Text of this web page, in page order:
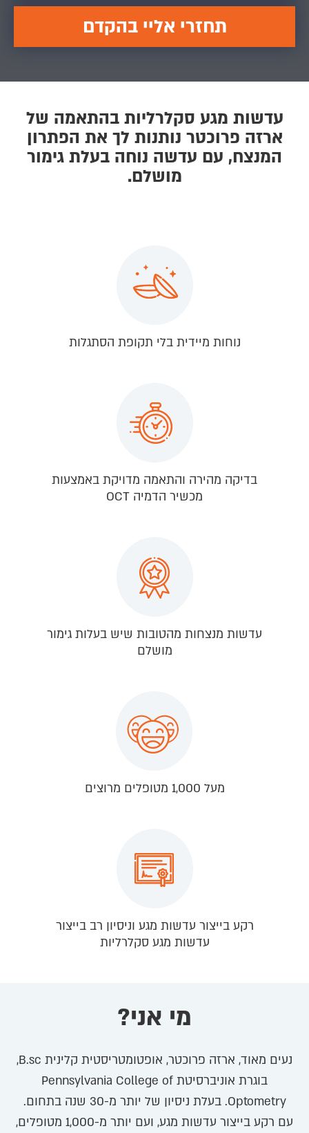
תחזרי אליי בהקדם
עדשות מגע סקלרליות בהתאמה של
ארזה פרוכטר נותנות לך את הפתרון
המנצח, עם עדשה נוחה בעלת גימור
מושלם.
נוחות מיידית בלי תקופת הסתגלות
בדיקה מהירה והתאמה מדויקת באמצעות
מכשיר הדמיה OCT
עדשות מנצחות מהטובות שיש בעלות גימור
מושלם
מעל 1,000 מטופלים מרוצים
רקע בייצור עדשות מגע וניסיון רב בייצור
עדשות מגע סקלרליות
מי אני?
נעים מאוד, ארזה פרוכטר, אופטומטריסטית קלינית B.sc,
בוגרת אוניברסיטת Pennsylvania College of
Optometry. בעלת ניסיון של יותר מ-30 שנה בתחום.
עם רקע בייצור עדשות מגע, ועם יותר מ-1,000 מטופלים,